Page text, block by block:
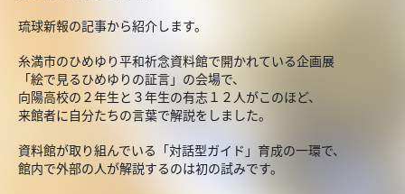
琉球新報の記事から紹介します。
糸満市のひめゆり平和祈念資料館で開かれている企画展
「絵で見るひめゆりの証言」の会場で、
向陽高校の２年生と３年生の有志１２人がこのほど、
来館者に自分たちの言葉で解説をしました。
資料館が取り組んでいる「対話型ガイド」育成の一環で、
館内で外部の人が解説するのは初の試みです。